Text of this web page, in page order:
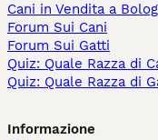
Cani in Vendita a
Forum Sui Cani
Forum Sui Gatti
Quiz: Quale Razza di
Quiz: Quale Razza di
Informazione